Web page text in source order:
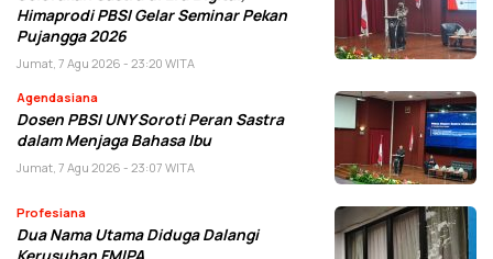
Himaprodi PBSI Gelar Seminar Pekan
Pujangga 2026
Jumat, 7 Agu 2026 - 23:20 WITA
Agendasiana
Dosen PBSI UNY Soroti Peran Sastra
dalam Menjaga Bahasa Ibu
Jumat, 7 Agu 2026 - 23:07 WITA
Profesiana
Dua Nama Utama Diduga Dalangi